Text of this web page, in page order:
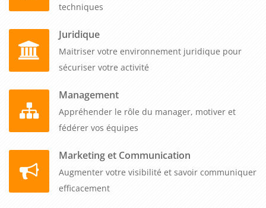
techniques
Juridique
Maitriser votre environnement juridique pour
sécuriser votre activité
Management
Appréhender le rôle du manager, motiver et
fédérer vos équipes
Marketing et Communication
Augmenter votre visibilité et savoir communiquer
efficacement